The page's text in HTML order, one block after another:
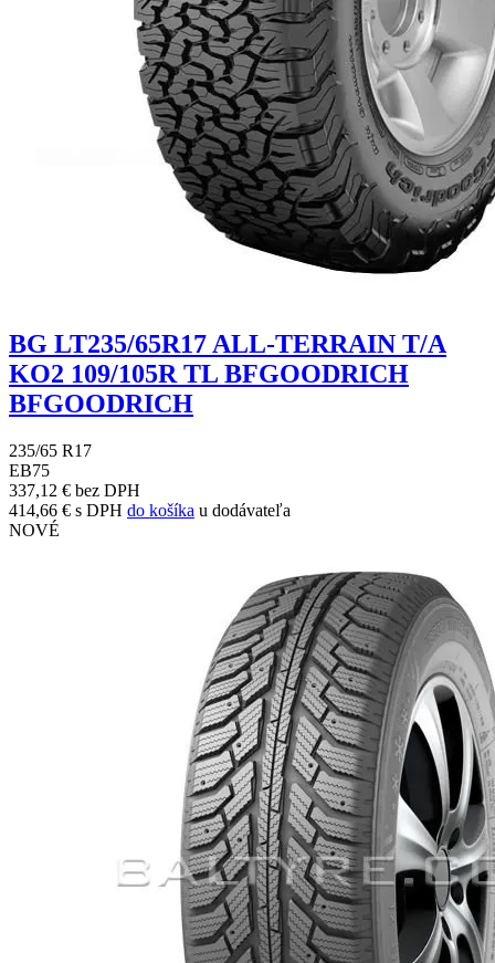
BG LT235/65R17 ALL-TERRAIN T/A
KO2 109/105R TL BFGOODRICH
BFGOODRICH
235/65 R17
EB75
337,12 € bez DPH
414,66 € s DPH do košíka u dodávateľa
NOVÉ